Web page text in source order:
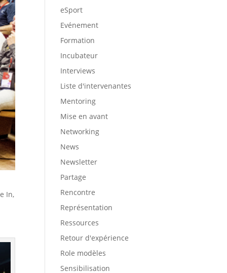
In,
eSport
Evénement
Formation
Incubateur
Interviews
Liste d'intervenantes
Mentoring
Mise en avant
Networking
News
Newsletter
Partage
Rencontre
Représentation
Ressources
Retour d'expérience
Role modèles
Sensibilisation